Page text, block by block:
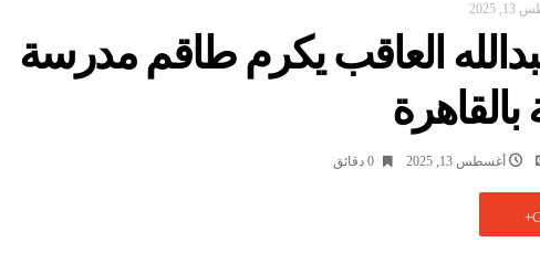
2025
العاقب يكرم طاقم مدرسة
بالقاهرة
أغسطس 13, 2025 0 ‫دقائق‬